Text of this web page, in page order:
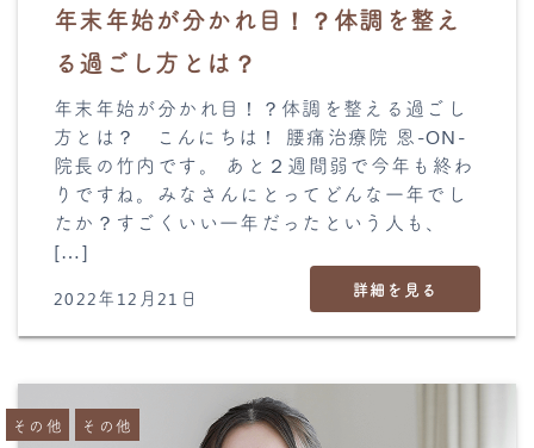
年末年始が分かれ目！？体調を整え
る過ごし方とは？
年末年始が分かれ目！？体調を整える過ごし
方とは？ こんにちは！ 腰痛治療院 恩-ON-
院長の竹内です。 あと２週間弱で今年も終わ
りですね。みなさんにとってどんな一年でし
たか？すごくいい一年だったという人も、
[…]
2022年12月21日 詳細を見る
その他 その他